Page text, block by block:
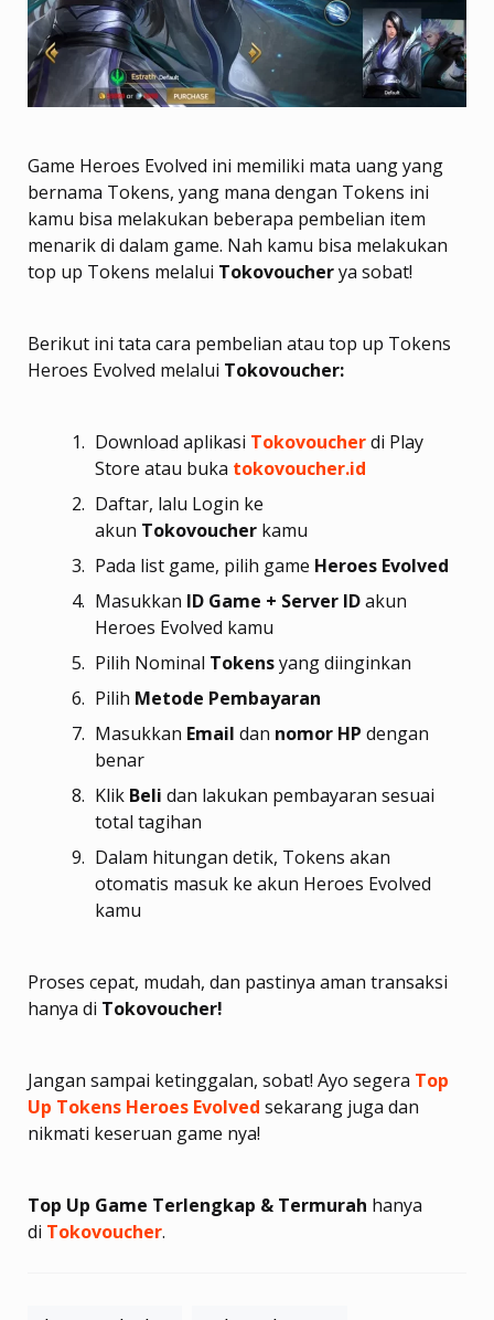
Game Heroes Evolved ini memiliki mata uang yang
bernama Tokens, yang mana dengan Tokens ini
kamu bisa melakukan beberapa pembelian item
menarik di dalam game. Nah kamu bisa melakukan
top up Tokens melalui Tokovoucherya sobat!
Berikut ini tata cara pembelian atau top up Tokens
Heroes Evolved melalui Tokovoucher:
Download aplikasi Tokovoucherdi Play
Store atau buka tokovoucher.id
Daftar, lalu Login ke
akun Tokovoucher kamu
Pada list game, pilih game Heroes Evolved
Masukkan ID Game + Server IDakun
Heroes Evolved kamu
Pilih Nominal Tokensyang diinginkan
Pilih Metode Pembayaran
Masukkan Email dan nomor HP dengan
benar
Klik Beli dan lakukan pembayaran sesuai
total tagihan
Dalam hitungan detik, Tokens akan
otomatis masuk ke akun Heroes Evolved
kamu
Proses cepat, mudah, dan pastinya aman transaksi
hanya di Tokovoucher!
Jangan sampai ketinggalan, sobat! Ayo segera Top
Up Tokens Heroes Evolved sekarang juga dan
nikmati keseruan game nya!
Top Up Game Terlengkap & Termurah hanya
di Tokovoucher.